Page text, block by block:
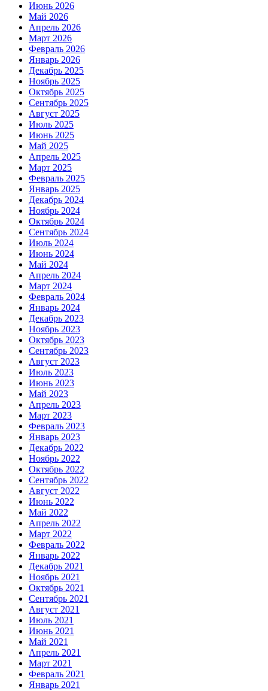
Июнь 2026
Май 2026
Апрель 2026
Март 2026
Февраль 2026
Январь 2026
Декабрь 2025
Ноябрь 2025
Октябрь 2025
Сентябрь 2025
Август 2025
Июль 2025
Июнь 2025
Май 2025
Апрель 2025
Март 2025
Февраль 2025
Январь 2025
Декабрь 2024
Ноябрь 2024
Октябрь 2024
Сентябрь 2024
Июль 2024
Июнь 2024
Май 2024
Апрель 2024
Март 2024
Февраль 2024
Январь 2024
Декабрь 2023
Ноябрь 2023
Октябрь 2023
Сентябрь 2023
Август 2023
Июль 2023
Июнь 2023
Май 2023
Апрель 2023
Март 2023
Февраль 2023
Январь 2023
Декабрь 2022
Ноябрь 2022
Октябрь 2022
Сентябрь 2022
Август 2022
Июнь 2022
Май 2022
Апрель 2022
Март 2022
Февраль 2022
Январь 2022
Декабрь 2021
Ноябрь 2021
Октябрь 2021
Сентябрь 2021
Август 2021
Июль 2021
Июнь 2021
Май 2021
Апрель 2021
Март 2021
Февраль 2021
Январь 2021